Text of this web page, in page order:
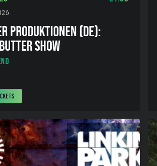
PRODUKTIONEN (DE):
SHOW